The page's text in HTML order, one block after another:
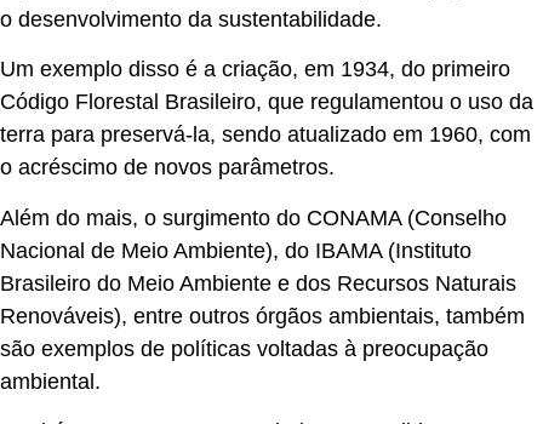
o desenvolvimento da sustentabilidade.
Um exemplo disso é a criação, em 1934, do primeiro
Código Florestal Brasileiro, que regulamentou o uso da
terra para preservá-la, sendo atualizado em 1960, com
o acréscimo de novos parâmetros.
Além do mais, o surgimento do CONAMA (Conselho
Nacional de Meio Ambiente), do IBAMA (Instituto
Brasileiro do Meio Ambiente e dos Recursos Naturais
Renováveis), entre outros órgãos ambientais, também
são exemplos de políticas voltadas à preocupação
ambiental.